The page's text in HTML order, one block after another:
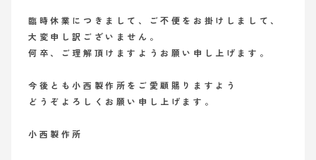
臨時休業につきまして、ご不便をお掛けしまして、
大変申し訳ございません。
何卒、ご理解頂けますようお願い申し上げます。
今後とも小西製作所をご愛顧賜りますよう
どうぞよろしくお願い申し上げます。
小西製作所